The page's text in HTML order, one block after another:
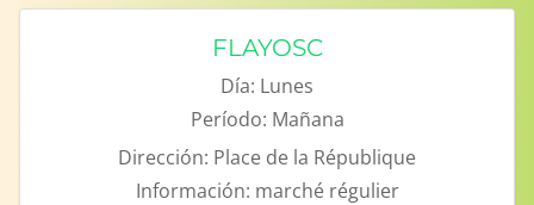
FLAYOSC
Día: Lunes
Período: Mañana
Dirección: Place de la République
Información: marché régulier